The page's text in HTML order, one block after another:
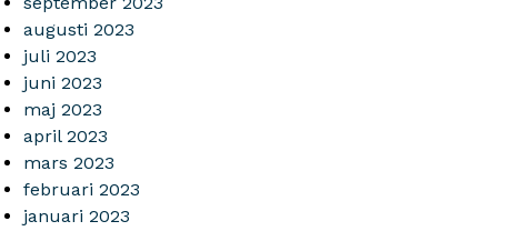
augusti 2023
juli 2023
juni 2023
maj 2023
april 2023
mars 2023
februari 2023
januari 2023